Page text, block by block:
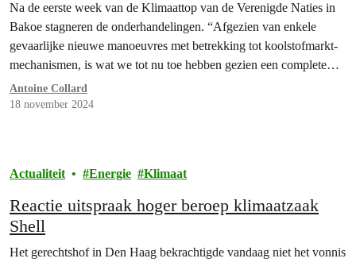
Na de eerste week van de Klimaattop van de Verenigde Naties in
Bakoe stagneren de onderhandelingen. “Afgezien van enkele
gevaarlijke nieuwe manoeuvres met betrekking tot koolstofmarkt-
mechanismen, is wat we tot nu toe hebben gezien een complete
impasse”, klaagt Nadia Cornejo, voor Greenpeace België ter
plaatse. Voor de tweede week tekent zich een felle strijd af.
Antoine Collard
18 november 2024
Actualiteit Energie Klimaat
Reactie uitspraak hoger beroep klimaatzaak
Shell
Het gerechtshof in Den Haag bekrachtigde vandaag niet het vonnis